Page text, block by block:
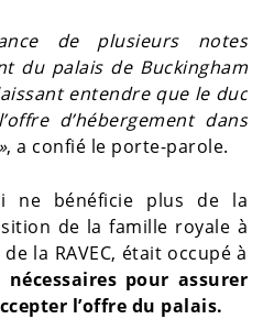
de plusieurs notes
du palais de Buckingham
entendre que le duc
d’hébergement dans
, a confié le porte-parole.
ne bénéficie plus de la
de la famille royale à
la RAVEC, était occupé à
nécessaires pour assurer
l’offre du palais.